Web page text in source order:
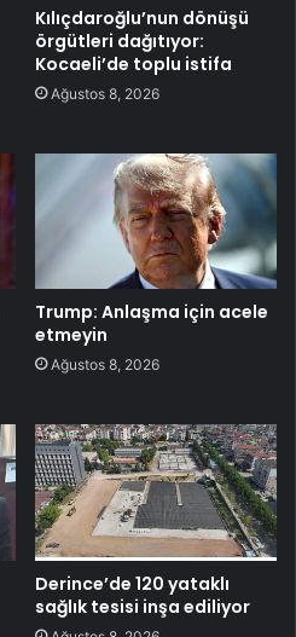
Kılıçdaroğlu’nun dönüşü
örgütleri dağıtıyor:
Kocaeli’de toplu istifa
Ağustos 8, 2026
Trump: Anlaşma için acele
etmeyin
Ağustos 8, 2026
Derince’de 120 yataklı
sağlık tesisi inşa ediliyor